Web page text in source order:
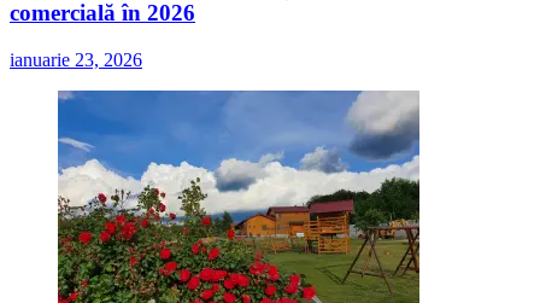
comercială în 2026
ianuarie 23, 2026